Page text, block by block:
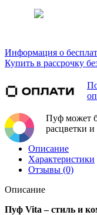
Информация о
Купить в рассрочку
Пуф может
расцветки и
Описание
Характеристики
Отзывы (0)
Описание
Пуф Vita – стиль и